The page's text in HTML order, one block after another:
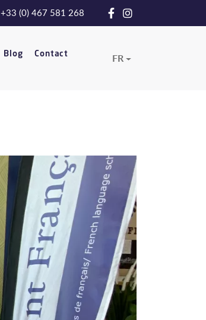
+33 (0) 467 581 268
Blog Contact FR